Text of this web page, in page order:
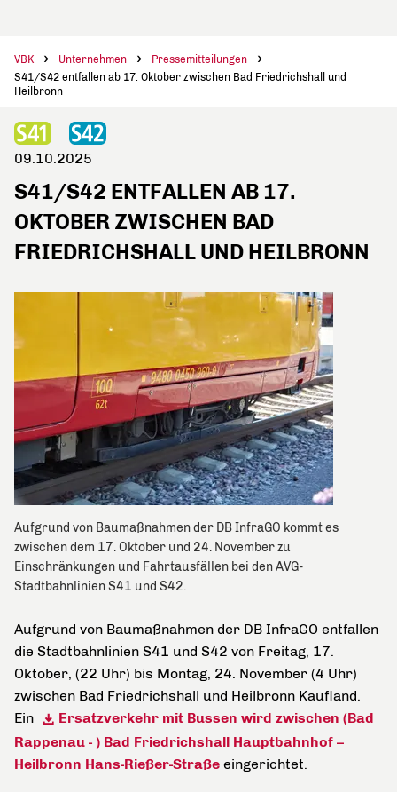
VBK Unternehmen
Pressemitteilungen
S41/S42 entfallen ab 17. Oktober zwischen Bad Friedrichshall und
Heilbronn
09.10.2025
S41/S42 ENTFALLEN AB 17.
OKTOBER ZWISCHEN BAD
FRIEDRICHSHALL UND HEILBRONN
Aufgrund von Baumaßnahmen der DB InfraGO kommt es
zwischen dem 17. Oktober und 24. November zu
Einschränkungen und Fahrtausfällen bei den AVG-
Stadtbahnlinien S41 und S42.
Aufgrund von Baumaßnahmen der DB InfraGO entfallen
die Stadtbahnlinien S41 und S42 von Freitag, 17.
Oktober, (22 Uhr) bis Montag, 24. November (4 Uhr)
zwischen Bad Friedrichshall und Heilbronn Kaufland.
Ein
Ersatzverkehr mit Bussen wird zwischen (Bad
Rappenau - ) Bad Friedrichshall Hauptbahnhof –
Heilbronn Hans-Rießer-Straße eingerichtet.